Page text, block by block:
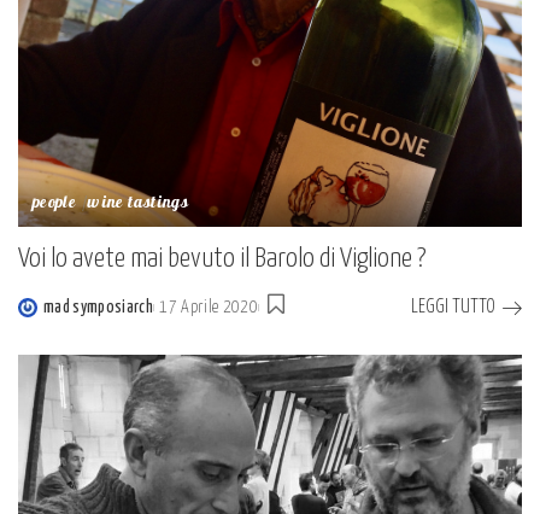
people wine tastings
Voi lo avete mai bevuto il Barolo di Viglione ?
Posted
by
mad symposiarch 17 Aprile 2020 LEGGI TUTTO